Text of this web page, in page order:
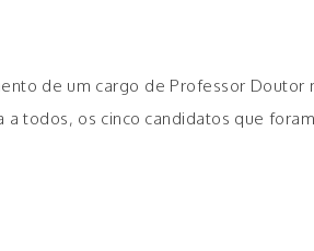
de um cargo de Professor
a todos, os cinco candidatos que